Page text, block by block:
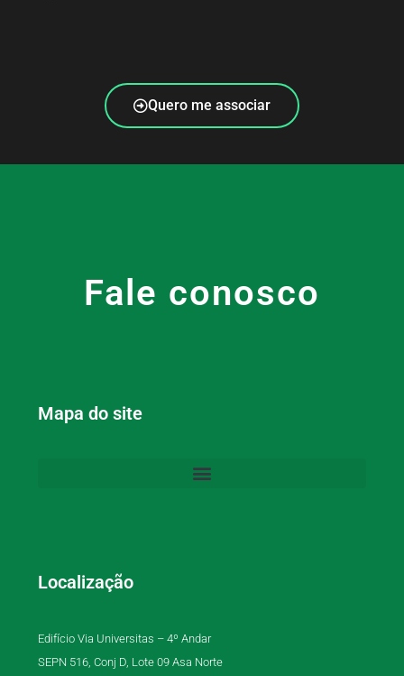
Quero me associar
Fale conosco
Mapa do site
Localização
Edifício Via Universitas – 4º Andar
SEPN 516, Conj D, Lote 09 Asa Norte